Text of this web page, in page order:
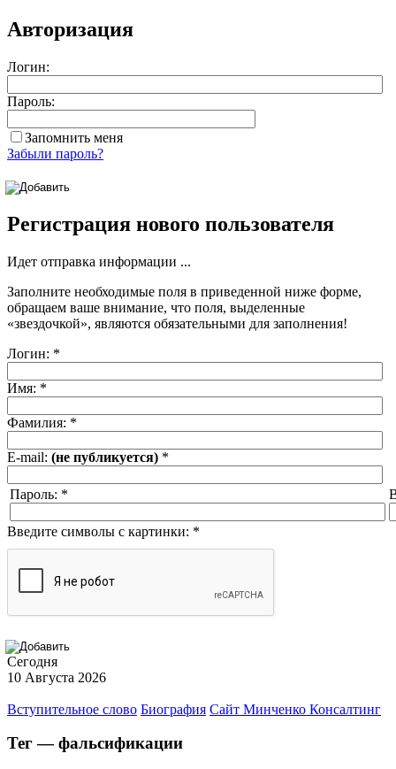
Авторизация
Логин:
Пароль:
Запомнить меня
Забыли пароль?
Регистрация нового пользователя
Идет отправка информации ...
Заполните необходимые поля в приведенной ниже форме,
обращаем ваше внимание, что поля, выделенные
«звездочкой», являются обязательными для заполнения!
Логин: *
Имя: *
Фамилия: *
E-mail: (не публикуется) *
Пароль: *
Введите символы с картинки: *
Сегодня
10 Августа 2026
Вступительное слово Биография Сайт Минченко Консалтинг
Тег — фальсификации